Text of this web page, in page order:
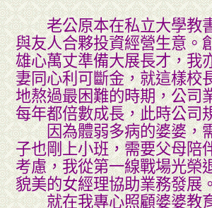
老公原本在私立大學教書
與友人合夥投資經營生意。
雄心萬丈準備大展長才，我
妻同心利可斷金，就這樣校
地熬過最困難的時期，公司
每年都倍數成長，此時公司
因為體弱多病的婆婆，需
子也剛上小班，需要父母陪
考慮，我從第一線戰場光榮
貌美的女經理協助業務發展
就在我專心照顧婆婆教育